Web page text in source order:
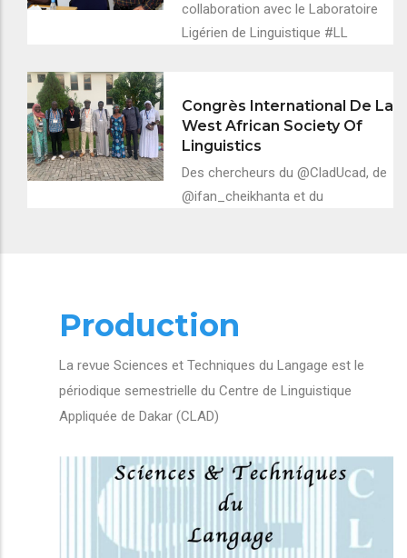
collaboration avec le Laboratoire
Ligérien de Linguistique #LL
Congrès International De La
West African Society Of
Linguistics
Des chercheurs du @CladUcad, de
@ifan_cheikhanta et du
Production
La revue Sciences et Techniques du Langage est le
périodique semestrielle du Centre de Linguistique
Appliquée de Dakar (CLAD)